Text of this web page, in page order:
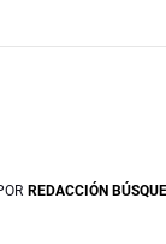
REDACCIÓN